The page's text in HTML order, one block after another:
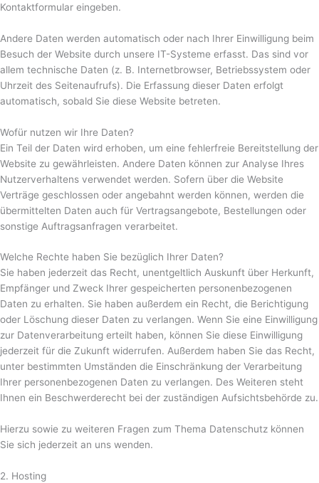
Kontaktformular eingeben.
Andere Daten werden automatisch oder nach Ihrer Einwilligung beim
Besuch der Website durch unsere IT-Systeme erfasst. Das sind vor
allem technische Daten (z. B. Internetbrowser, Betriebssystem oder
Uhrzeit des Seitenaufrufs). Die Erfassung dieser Daten erfolgt
automatisch, sobald Sie diese Website betreten.
Wofür nutzen wir Ihre Daten?
Ein Teil der Daten wird erhoben, um eine fehlerfreie Bereitstellung der
Website zu gewährleisten. Andere Daten können zur Analyse Ihres
Nutzerverhaltens verwendet werden. Sofern über die Website
Verträge geschlossen oder angebahnt werden können, werden die
übermittelten Daten auch für Vertragsangebote, Bestellungen oder
sonstige Auftragsanfragen verarbeitet.
Welche Rechte haben Sie bezüglich Ihrer Daten?
Sie haben jederzeit das Recht, unentgeltlich Auskunft über Herkunft,
Empfänger und Zweck Ihrer gespeicherten personenbezogenen
Daten zu erhalten. Sie haben außerdem ein Recht, die Berichtigung
oder Löschung dieser Daten zu verlangen. Wenn Sie eine Einwilligung
zur Datenverarbeitung erteilt haben, können Sie diese Einwilligung
jederzeit für die Zukunft widerrufen. Außerdem haben Sie das Recht,
unter bestimmten Umständen die Einschränkung der Verarbeitung
Ihrer personenbezogenen Daten zu verlangen. Des Weiteren steht
Ihnen ein Beschwerderecht bei der zuständigen Aufsichtsbehörde zu.
Hierzu sowie zu weiteren Fragen zum Thema Datenschutz können
Sie sich jederzeit an uns wenden.
2. Hosting